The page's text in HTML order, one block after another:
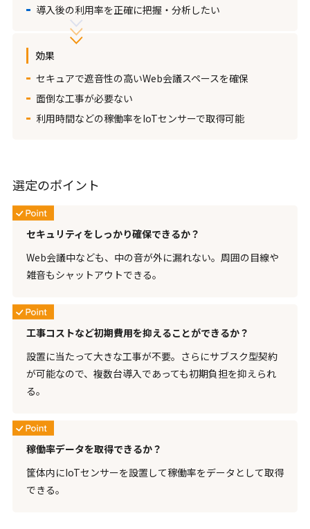
導入後の利用率を正確に把握・分析したい
効果
セキュアで遮音性の高いWeb会議スペースを確保
面倒な工事が必要ない
利用時間などの稼働率をIoTセンサーで取得可能
選定のポイント
セキュリティをしっかり確保できるか？
Web会議中なども、中の音が外に漏れない。周囲の目線や
雑音もシャットアウトできる。
工事コストなど初期費用を抑えることができるか？
設置に当たって大きな工事が不要。さらにサブスク型契約
が可能なので、複数台導入であっても初期負担を抑えられ
る。
稼働率データを取得できるか？
筐体内にIoTセンサーを設置して稼働率をデータとして取得
できる。